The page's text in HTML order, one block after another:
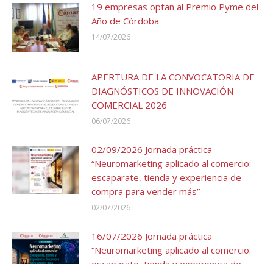
19 empresas optan al Premio Pyme del
Año de Córdoba
14/07/2026
APERTURA DE LA CONVOCATORIA DE
DIAGNÓSTICOS DE INNOVACIÓN
COMERCIAL 2026
06/07/2026
02/09/2026 Jornada práctica
“Neuromarketing aplicado al comercio:
escaparate, tienda y experiencia de
compra para vender más”
02/07/2026
16/07/2026 Jornada práctica
“Neuromarketing aplicado al comercio: